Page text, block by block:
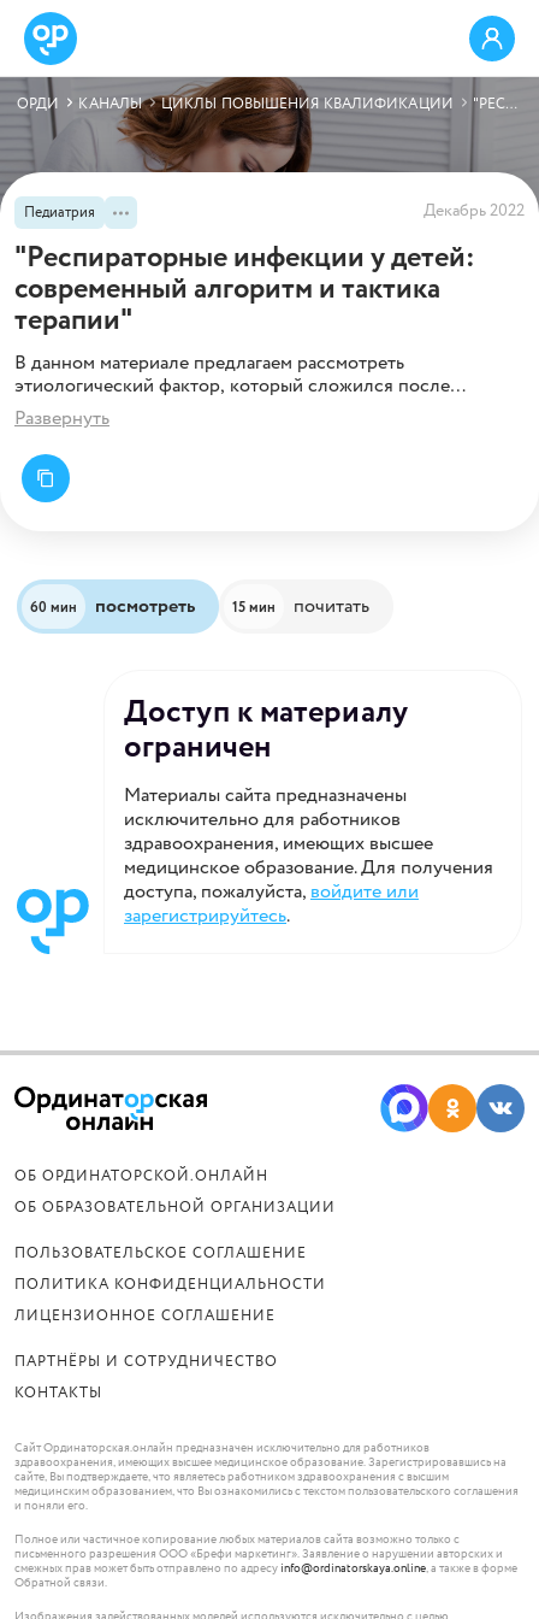
ОРДИ КАНАЛЫ ЦИКЛЫ ПОВЫШЕНИЯ КВАЛИФИКАЦИИ "РЕСПИРАТОРНЫЕ ИНФЕКЦИИ У ДЕТЕЙ: СОВРЕМЕННЫЙ АЛГОРИТМ И ТАКТИКА ТЕРАПИИ"
Педиатрия Декабрь 2022
"Респираторные инфекции у детей:
современный алгоритм и тактика
терапии"
В данном материале предлагаем рассмотреть
этиологический фактор, который сложился после
пандемии и тактику ведения пациентов построенную на
обновленных клинических рекомендациях.
Развернуть
60 мин посмотреть 15 мин почитать
Доступ к материалу
ограничен
Материалы сайта предназначены
исключительно для работников
здравоохранения, имеющих высшее
медицинское образование. Для получения
доступа, пожалуйста,войдите или
зарегистрируйтесь.
ОБ ОРДИНАТОРСКОЙ.ОНЛАЙН
ОБ ОБРАЗОВАТЕЛЬНОЙ ОРГАНИЗАЦИИ
ПОЛЬЗОВАТЕЛЬСКОЕ СОГЛАШЕНИЕ
ПОЛИТИКА КОНФИДЕНЦИАЛЬНОСТИ
ЛИЦЕНЗИОННОЕ СОГЛАШЕНИЕ
ПАРТНЁРЫ И СОТРУДНИЧЕСТВО
КОНТАКТЫ
Сайт Ординаторская.онлайн предназначен исключительно для работников
здравоохранения, имеющих высшее медицинское образование. Зарегистрировавшись на
сайте, Вы подтверждаете, что являетесь работником здравоохранения с высшим
медицинским образованием, что Вы ознакомились с текстом пользовательского соглашения
и поняли его.
Полное или частичное копирование любых материалов сайта возможно только с
письменного разрешения ООО «Брефи маркетинг». Заявление о нарушении авторских и
смежных прав может быть отправлено по адресу info@ordinatorskaya.online, а также в форме
Обратной связи.